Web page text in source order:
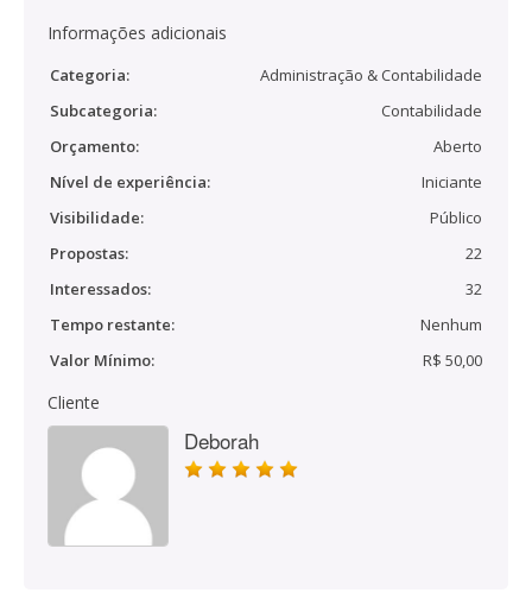
Informações adicionais
Categoria:
Administração & Contabilidade
Subcategoria:
Contabilidade
Orçamento:
Aberto
Nível de experiência:
Iniciante
Visibilidade:
Público
Propostas:
22
Interessados:
32
Tempo restante:
Nenhum
Valor Mínimo:
R$ 50,00
Cliente
Deborah